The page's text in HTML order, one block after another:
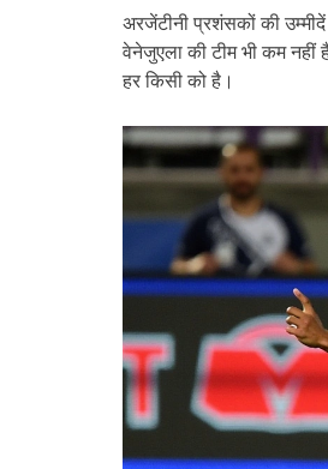
अरजेंटीनी प्रशंसकों की
वेनेजुएला की टीम भी कम नहीं
हर किसी को है।